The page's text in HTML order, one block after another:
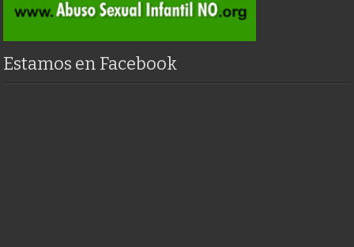
Estamos en Facebook